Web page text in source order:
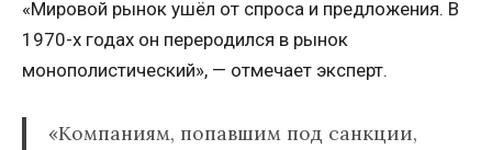
«Мировой рынок ушёл от спроса и предложения. В
1970-х годах он переродился в рынок
монополистический», — отмечает эксперт.
«Компаниям, попавшим под санкции,